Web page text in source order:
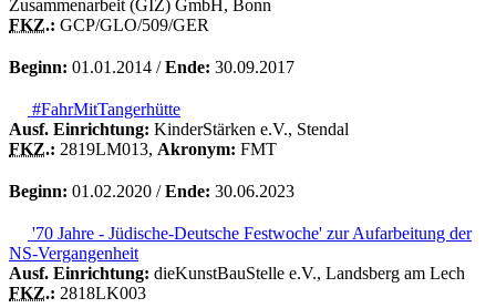
Zusammenarbeit (GIZ) GmbH, Bonn
FKZ.: GCP/GLO/509/GER
Beginn: 01.01.2014 /Ende: 30.09.2017
#FahrMitTangerhütte
Ausf. Einrichtung: KinderStärken e.V., Stendal
FKZ.: 2819LM013, Akronym: FMT
Beginn: 01.02.2020 /Ende: 30.06.2023
'70 Jahre - Jüdische-Deutsche Festwoche' zur Aufarbeitung der
NS-Vergangenheit
Ausf. Einrichtung: dieKunstBauStelle e.V., Landsberg am Lech
FKZ.: 2818LK003